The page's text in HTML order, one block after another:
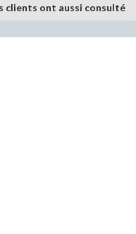
clients ont aussi consulté